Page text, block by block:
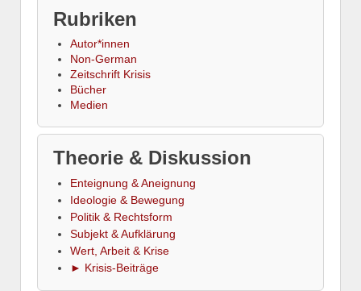
Rubriken
Autor*innen
Non-German
Zeitschrift Krisis
Bücher
Medien
Theorie & Diskussion
Enteignung & Aneignung
Ideologie & Bewegung
Politik & Rechtsform
Subjekt & Aufklärung
Wert, Arbeit & Krise
► Krisis-Beiträge